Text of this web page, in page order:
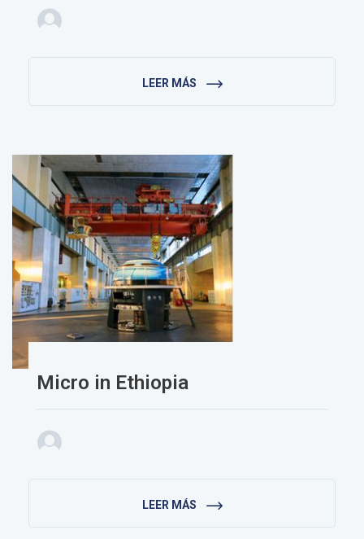
LEER MÁS
Micro in Ethiopia
LEER MÁS